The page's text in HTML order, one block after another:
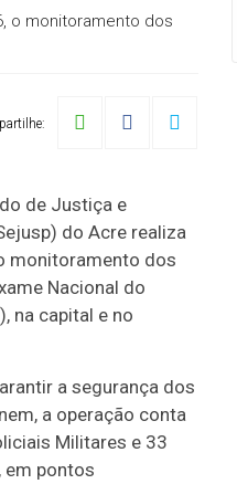
o monitoramento dos
de Justiça e
do Acre realiza
monitoramento dos
Nacional do
na capital e no
a segurança dos
a operação conta
Militares e 33
em pontos